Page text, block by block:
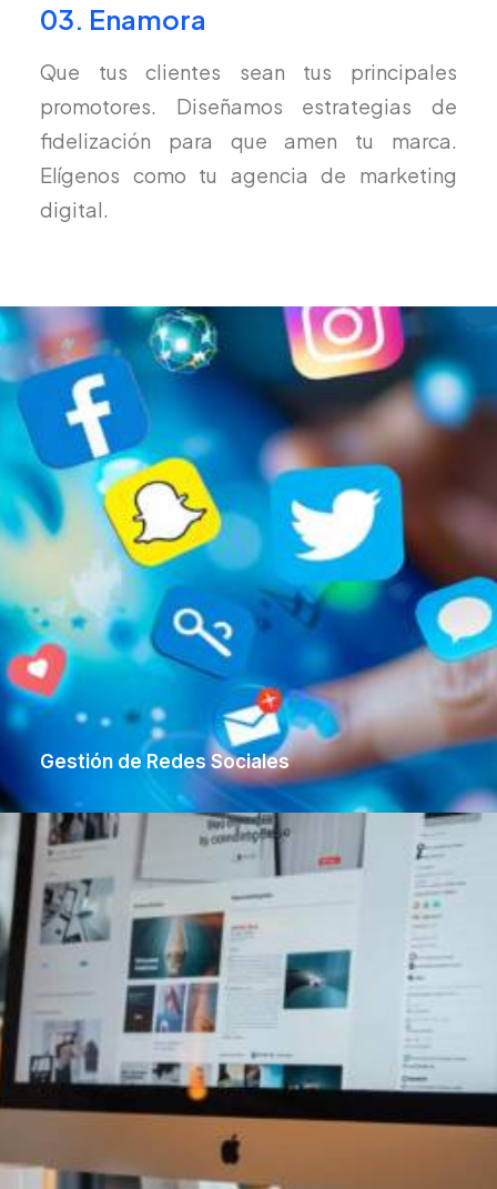
03. Enamora
Que tus clientes sean tus principales
promotores. Diseñamos estrategias de
fidelización para que amen tu marca.
Elígenos como tu agencia de marketing
digital.
Gestión de Redes Sociales